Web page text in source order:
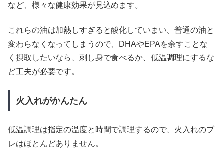
など、様々な健康効果が見込めます。
これらの油は加熱しすぎると酸化していまい、普通の油と
変わらなくなってしまうので、DHAやEPAを余すことな
く摂取したいなら、刺し身で食べるか、低温調理にするな
ど工夫が必要です。
火入れがかんたん
低温調理は指定の温度と時間で調理するので、火入れのブ
レはほとんどありません。